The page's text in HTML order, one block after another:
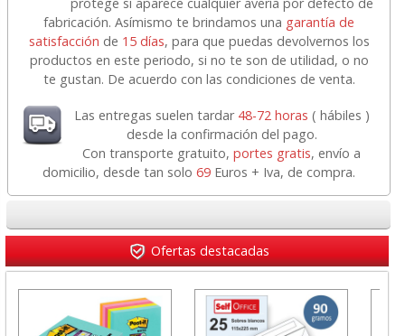
fabricación. Asímismo te brindamos una garantía de
satisfacción de 15 días, para que puedas devolvernos los
productos en este periodo, si no te son de utilidad, o no
te gustan. De acuerdo con las condiciones de venta.
Las entregas suelen tardar 48-72 horas ( hábiles )
desde la confirmación del pago.
Con transporte gratuito,portes gratis, envío a
domicilio, desde tan solo69 Euros + Iva, de compra.
Ofertas destacadas